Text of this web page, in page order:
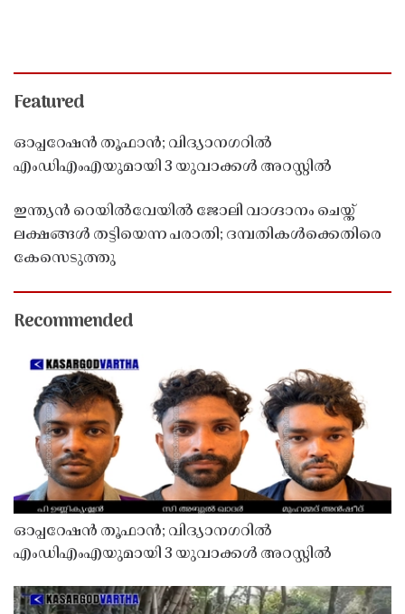
Featured
ഓപ്പറേഷൻ തൂഫാൻ; വിദ്യാനഗറിൽ
എംഡിഎംഎയുമായി 3 യുവാക്കൾ അറസ്റ്റിൽ
ഇന്ത്യൻ റെയിൽവേയിൽ ജോലി വാഗ്ദാനം ചെയ്ത്
ലക്ഷങ്ങൾ തട്ടിയെന്ന പരാതി; ദമ്പതികൾക്കെതിരെ
കേസെടുത്തു
Recommended
ഓപ്പറേഷൻ തൂഫാൻ; വിദ്യാനഗറിൽ
എംഡിഎംഎയുമായി 3 യുവാക്കൾ അറസ്റ്റിൽ